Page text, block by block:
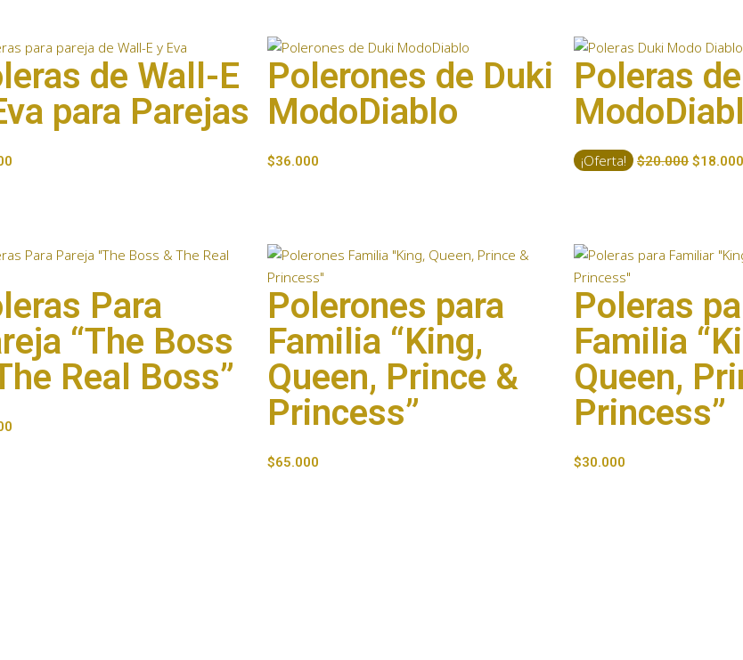
de Wall-E
para Parejas
Polerones de Duki
ModoDiablo
$36.000
Poleras
¡Oferta! $20.000 $18.000
Para
“The Boss
Real Boss”
Polerones para
Familia “King,
Queen, Prince &
Princess”
$65.000
Poleras
Familia
Queen,
Princess”
$30.000